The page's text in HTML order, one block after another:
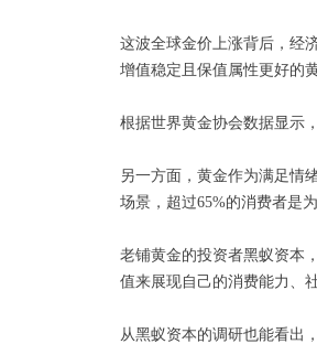
这波全球金价上涨背后，经
增值稳定且保值属性更好的
根据世界黄金协会数据显示
另一方面，黄金作为满足情
场景，超过65%的消费者是
老铺黄金的投资者黑蚁资本
值来展现自己的消费能力、
从黑蚁资本的调研也能看出